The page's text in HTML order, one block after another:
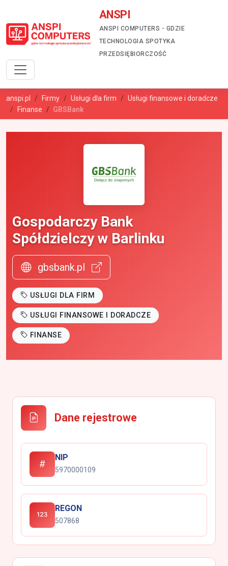
ANSPI
ANSPI COMPUTERS - GDZIE
TECHNOLOGIA SPOTYKA
PRZEDSIĘBIORCZOŚĆ
anspi.pl Firmy Usługi dla firm
Usługi finansowe i doradcze
Finanse
GBSBank
Gospodarczy Bank
Spółdzielczy w Barlinku
gbsbank.pl
USŁUGI DLA FIRM
USŁUGI FINANSOWE I DORADCZE
FINANSE
Dane rejestrowe
NIP
5970000109
REGON
507868